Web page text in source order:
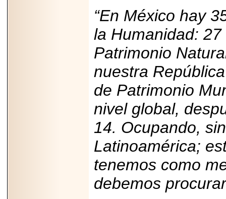
“En México hay
la Humanidad:
Patrimonio
nuestra
de Patrimonio
nivel global,
14. Ocupando,
Latinoamérica;
tenemos como
debemos